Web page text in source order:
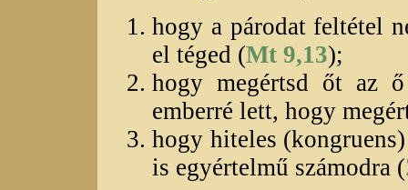
hogy a párodat feltétel
el téged (Mt 9,13);
hogy megértsd őt az
emberré lett, hogy
hogy hiteles
is egyértelmű számodra (